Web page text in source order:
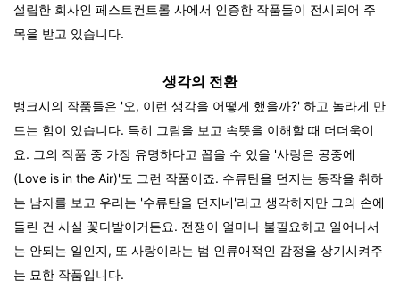
설립한 회사인 페스트컨트롤 사에서 인증한 작품들이 전시되어 주
목을 받고 있습니다.
생각의 전환
뱅크시의 작품들은 '오, 이런 생각을 어떻게 했을까?' 하고 놀라게 만
드는 힘이 있습니다. 특히 그림을 보고 속뜻을 이해할 때 더더욱이
요. 그의 작품 중 가장 유명하다고 꼽을 수 있을 '사랑은 공중에
(Love is in the Air)'도 그런 작품이죠. 수류탄을 던지는 동작을 취하
는 남자를 보고 우리는 '수류탄을 던지네'라고 생각하지만 그의 손에
들린 건 사실 꽃다발이거든요. 전쟁이 얼마나 불필요하고 일어나서
는 안되는 일인지, 또 사랑이라는 범 인류애적인 감정을 상기시켜주
는 묘한 작품입니다.